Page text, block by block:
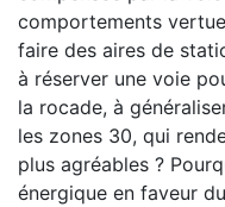
comportements
faire des aires de
à réserver une voie
la rocade, à
les zones 30, qui
plus agréables ?
énergique en faveur